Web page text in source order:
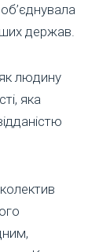
держав.
людину
яка